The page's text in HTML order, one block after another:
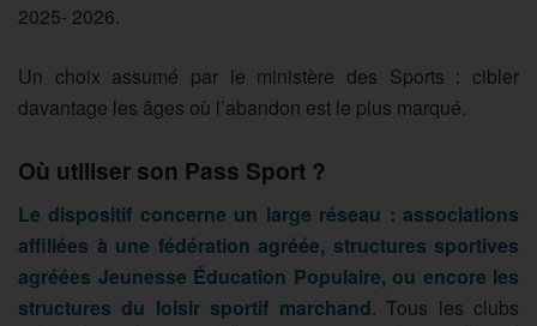
2025- 2026.
Un choix assumé par le ministère des Sports : cibler
davantage les âges où l’abandon est le plus marqué.
Où utiliser son Pass Sport ?
Le dispositif concerne un large réseau : associations
affiliées à une fédération agréée, structures sportives
agréées Jeunesse Éducation Populaire, ou encore les
structures du loisir sportif marchand. Tous les clubs